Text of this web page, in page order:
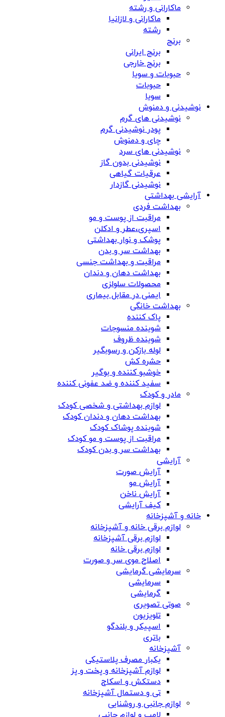
ماکارانی و رشته
ماکارانی و لازانیا
رشته
برنج
برنج ایرانی
برنج خارجی
حبوبات و سویا
حبوبات
سویا
نوشیدنی و دمنوش
نوشیدنی های گرم
پودر نوشیدنی گرم
چای و دمنوش
نوشیدنی های سرد
نوشیدنی بدون گاز
عرقیات گیاهی
نوشیدنی گازدار
آرایشی بهداشتی
بهداشت فردی
مراقبت از پوست و مو
اسپری،عطر و ادکلن
پوشک و نوار بهداشتی
بهداشت سر و بدن
مراقبت و بهداشت جنسی
بهداشت دهان و دندان
محصولات سلولزی
ایمنی در مقابل بیماری
بهداشت خانگی
پاک کننده
شوینده منسوجات
شوینده ظروف
لوله بازکن و رسوبگیر
حشره کش
خوشبو کننده و بوگیر
سفید کننده و ضد عفونی کننده
مادر و کودک
لوازم بهداشتی و شخصی کودک
بهداشت دهان و دندان کودک
شوینده پوشاک کودک
مراقبت از پوست و مو کودک
بهداشت سر و بدن کودک
آرایشی
آرایش صورت
آرایش مو
آرایش ناخن
کیف آرایشی
خانه و آشپزخانه
لوازم برقی خانه و آشپزخانه
لوازم برقی آشپزخانه
لوازم برقی خانه
اصلاح موی سر و صورت
سرمایشی گرمایشی
سرمایشی
گرمایشی
صوتی تصویری
تلویزیون
اسپیکر و بلندگو
باتری
آشپزخانه
یکبار مصرف پلاستیکی
لوازم آشپزخانه و پخت و پز
دستکش و اسکاج
تی و دستمال آشپزخانه
لوازم جانبی و روشنایی